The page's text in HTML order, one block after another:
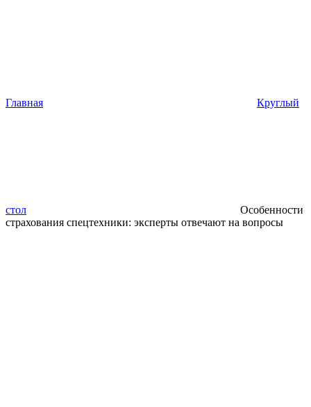
Главная Круглый
стол
Особенности
страхования спецтехники: эксперты отвечают на вопросы